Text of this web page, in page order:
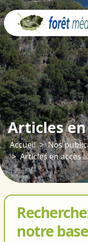
Articles
Accueil
Nos
Articles en accès
notre
Panneau de gestion